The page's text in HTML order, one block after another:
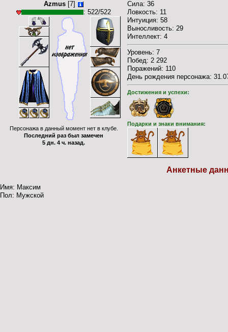
Azmus [7]
: 522/522
Персонажа в данный момент нет в клубе.
Последний раз был замечен
5 дн. 4 ч. назад.
Cила: 36
Ловкость: 11
Интуиция: 58
Выносливость: 29
Интеллект: 4
Уровень: 7
Побед: 2 292
Поражений: 110
День рождения персонажа:
Достижения и успехи:
Подарки и знаки внимания:
Анкетные
Имя: Максим
Пол: Мужской